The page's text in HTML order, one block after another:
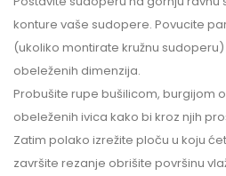
konture vaše sudopere. Povucite
(ukoliko montirate kružnu sudoperu)
obeleženih dimenzija.
Probušite rupe bušilicom, burgijom
obeleženih ivica kako bi kroz njih
Zatim polako izrežite ploču u koju
završite rezanje obrišite površinu